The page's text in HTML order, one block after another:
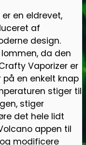
er en eldrevet,
af
design.
da den
Vaporizer er
på en enkelt knap
stiger til
stiger
det hele lidt
appen til
modificere